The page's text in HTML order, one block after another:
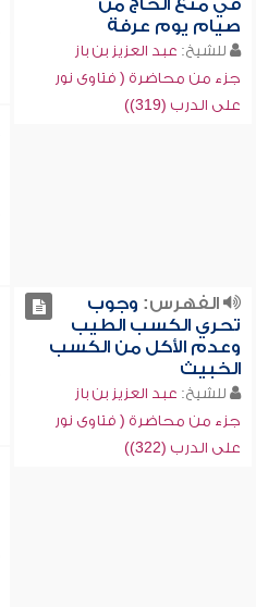
في منع الحاج من
صيام يوم عرفة
للشيخ: عبد العزيز بن باز
جزء من محاضرة ( فتاوى نور
على الدرب (319))
الفهرس: وجوب
تحري الكسب الطيب
وعدم الأكل من الكسب
الخبيث
للشيخ: عبد العزيز بن باز
جزء من محاضرة ( فتاوى نور
على الدرب (322))